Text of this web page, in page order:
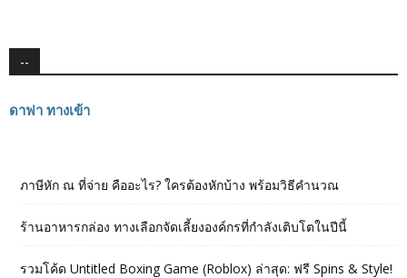
--
ดาฟา ทางเข้า
ภาษีหัก ณ ที่จ่าย คืออะไร? ใครต้องหักบ้าง พร้อมวิธีคำนวณ
ร้านอาหารกล่อง ทางเลือกจัดเลี้ยงองค์กรที่กำลังเติบโตในปีนี้
รวมโค้ด Untitled Boxing Game (Roblox) ล่าสุด: ฟรี Spins & Style!